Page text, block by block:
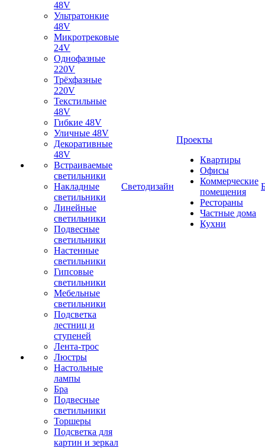
48V
Ультратонкие
48V
Микротрековые
24V
Однофазные
220V
Трёхфазные
220V
Текстильные
48V
Гибкие 48V
Уличные 48V
Декоративные
48V
Встраиваемые
светильники
Накладные
светильники
Линейные
светильники
Подвесные
светильники
Настенные
светильники
Гипсовые
светильники
Мебельные
светильники
Подсветка
лестниц и
ступеней
Лента-трос
Люстры
Настольные
лампы
Бра
Подвесные
светильники
Торшеры
Подсветка для
картин и зеркал
Светодизайн
Проекты
Квартиры
Офисы
Коммерческие
помещения
Рестораны
Частные дома
Кухни